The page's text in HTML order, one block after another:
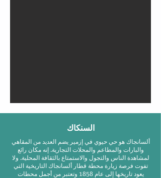
السنكاك
ألسانجاك هو حي حيوي في إزمير يضم العديد من المقاهي
والبارات والمطاعم والمحلات التجارية. إنه مكان رائع
لمشاهدة الناس والتجول والاستمتاع بالثقافة المحلية. ولا
تفوت فرصة زيارة محطة قطار ألسانجاك التاريخية التي
يعود تاريخها إلى عام 1858 وتعتبر من أجمل محطات